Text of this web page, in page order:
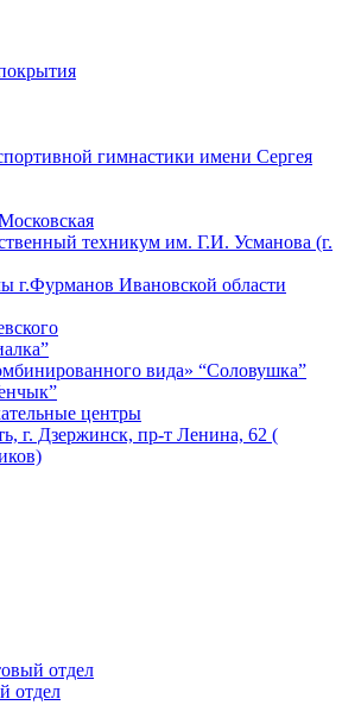
гимнастики имени Сергея
техникум им. Г.И. Усманова (г.
г.Фурманов Ивановской области
вида» “Соловушка”
центры
г. Дзержинск, пр-т Ленина, 62 (
отдел
отдел